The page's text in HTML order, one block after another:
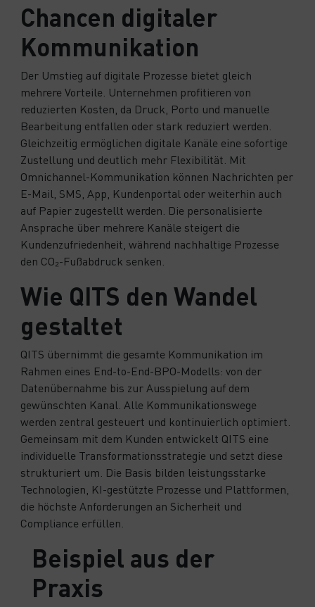
Chancen digitaler
Kommunikation
Der Umstieg auf digitale Prozesse bietet gleich
mehrere Vorteile. Unternehmen profitieren von
reduzierten Kosten, da Druck, Porto und manuelle
Bearbeitung entfallen oder stark reduziert werden.
Gleichzeitig ermöglichen digitale Kanäle eine sofortige
Zustellung und deutlich mehr Flexibilität. Mit
Omnichannel-Kommunikation können Nachrichten per
E-Mail, SMS, App, Kundenportal oder weiterhin auch
auf Papier zugestellt werden. Die personalisierte
Ansprache über mehrere Kanäle steigert die
Kundenzufriedenheit, während nachhaltige Prozesse
den CO₂-Fußabdruck senken.
Wie QITS den Wandel
gestaltet
QITS übernimmt die gesamte Kommunikation im
Rahmen eines End-to-End-BPO-Modells: von der
Datenübernahme bis zur Ausspielung auf dem
gewünschten Kanal. Alle Kommunikationswege
werden zentral gesteuert und kontinuierlich optimiert.
Gemeinsam mit dem Kunden entwickelt QITS eine
individuelle Transformationsstrategie und setzt diese
strukturiert um. Die Basis bilden leistungsstarke
Technologien, KI-gestützte Prozesse und Plattformen,
die höchste Anforderungen an Sicherheit und
Compliance erfüllen.
Beispiel aus der
Praxis